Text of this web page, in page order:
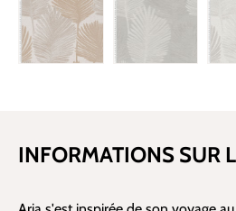
INFORMATIONS SUR